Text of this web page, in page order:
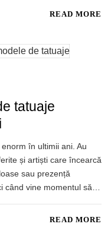
READ MORE
tatuaje
în ultimii ani. Au
și artiști care încearcă
sau prezență
când vine momentul să…
READ MORE